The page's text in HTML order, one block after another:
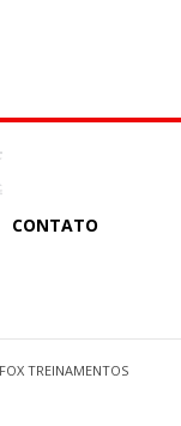
CONTATO
TREINAMENTOS